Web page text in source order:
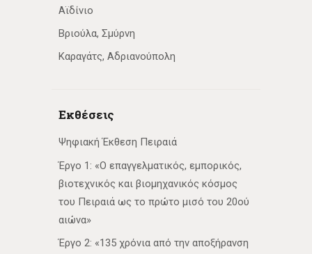
Αϊδίνιο
Βριούλα, Σμύρνη
Καραγάτς, Αδριανούπολη
Εκθέσεις
Ψηφιακή Έκθεση Πειραιά
Έργο 1: «Ο επαγγελματικός, εμπορικός,
βιοτεχνικός και βιομηχανικός κόσμος
του Πειραιά ως το πρώτο μισό του 20ού
αιώνα»
Έργο 2: «135 χρόνια από την αποξήρανση